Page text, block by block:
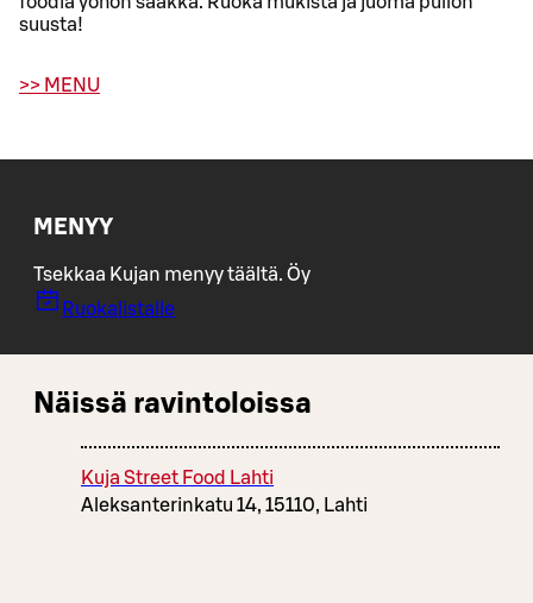
suusta!
>> MENU
MENYY
Tsekkaa Kujan menyy täältä. Öy
Ruokalistalle
Näissä ravintoloissa
Kuja Street Food Lahti
Aleksanterinkatu 14, 15110, Lahti